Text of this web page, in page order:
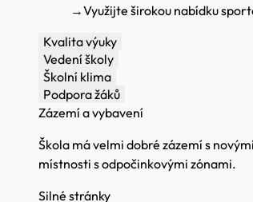
→Využijte širokou nabídku
Kvalita výuky
Vedení školy
Školní klima
Podpora žáků
Zázemí a vybavení
Škola má velmi dobré zázemí s
místnosti s odpočinkovými zónami.
Silné stránky